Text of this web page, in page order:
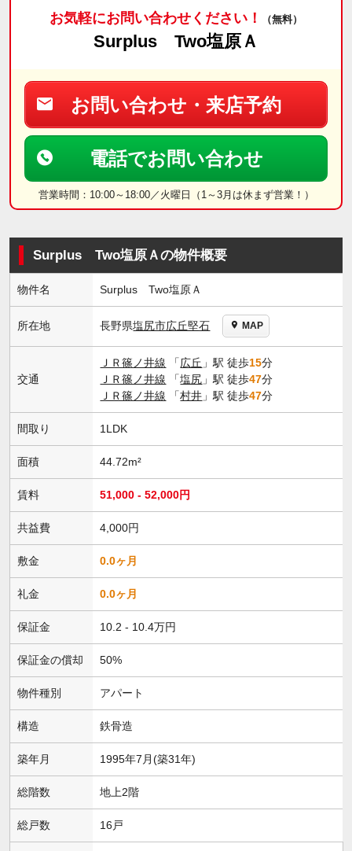
お気軽にお問い合わせください！ （無料）
Surplus Two塩原Ａ
お問い合わせ・来店予約
電話でお問い合わせ
営業時間：10:00～18:00／火曜日（1～3月は休まず営業！）
Surplus Two塩原Ａの物件概要
物件名 Surplus Two塩原Ａ
所在地 長野県塩尻市広丘堅石 MAP
交通
ＪＲ篠ノ井線 「広丘 」駅 徒歩15分
ＪＲ篠ノ井線 「塩尻 」駅 徒歩47分
ＪＲ篠ノ井線 「村井 」駅 徒歩47分
間取り 1LDK
面積 44.72m²
賃料 51,000 - 52,000円
共益費 4,000円
敷金 0.0ヶ月
礼金 0.0ヶ月
保証金 10.2 - 10.4万円
保証金の償却 50%
物件種別 アパート
構造 鉄骨造
築年月 1995年7月(築31年)
総階数 地上2階
総戸数 16戸